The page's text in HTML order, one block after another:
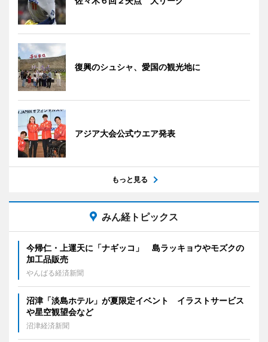
復興のシュシャ、愛国の観光地に
アジア大会公式ウエア発表
もっと見る
みん経トピックス
今帰仁・上運天に「ナギッコ」 島ラッキョウやモズクの
加工品販売
やんばる経済新聞
沼津「淡島ホテル」が夏限定イベント イラストサービス
や星空観望会など
沼津経済新聞